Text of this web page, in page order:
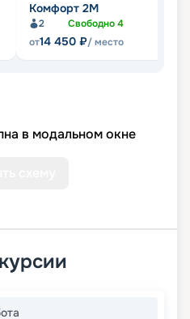
Комфорт 2M
2 Свободно4
от14 450 ₽/ место
в модальном окне